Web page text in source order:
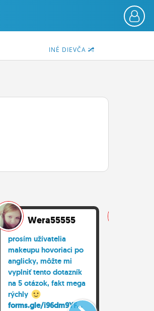
INÉ DIEVČA
Wera55555
prosím užívatelia
makeupu hovoriaci po
anglicky, môžte mi
vyplniť tento dotazník
na 5 otázok, fakt mega
rýchly
forms.gle/i96dm9YF...